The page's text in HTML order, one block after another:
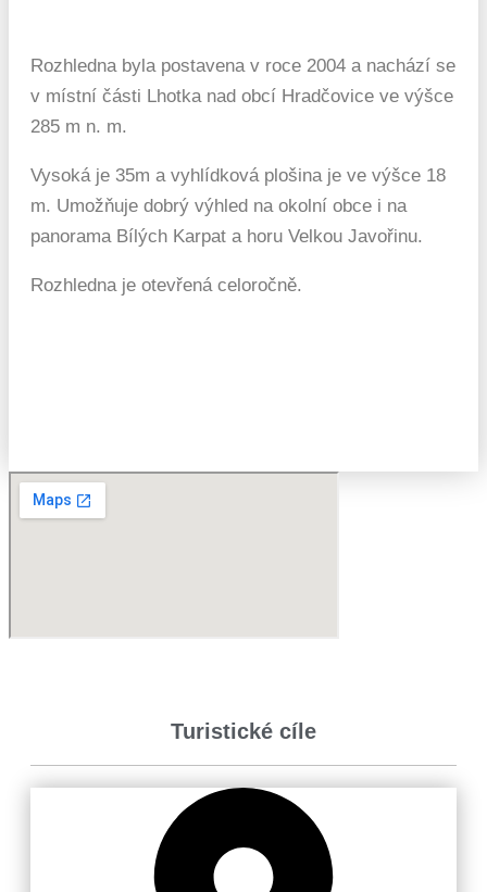
Rozhledna byla postavena v roce 2004 a nachází se
v místní části Lhotka nad obcí Hradčovice ve výšce
285 m n. m.
Vysoká je 35m a vyhlídková plošina je ve výšce 18
m. Umožňuje dobrý výhled na okolní obce i na
panorama Bílých Karpat a horu Velkou Javořinu.
Rozhledna je otevřená celoročně.
Turistické cíle